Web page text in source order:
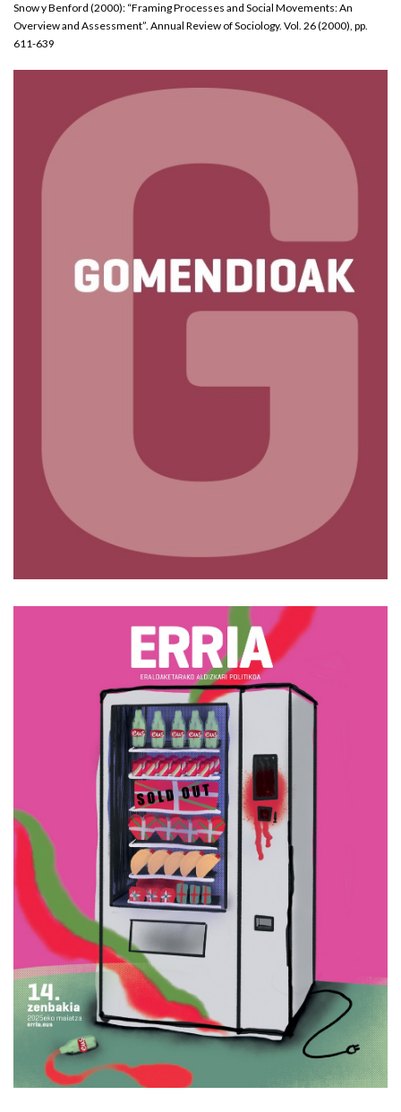
Snow y Benford (2000): “Framing Processes and Social Movements: An
Overview and Assessment”. Annual Review of Sociology. Vol. 26 (2000), pp.
611-639